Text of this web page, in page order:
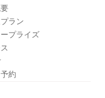
ラン
プライズ
約